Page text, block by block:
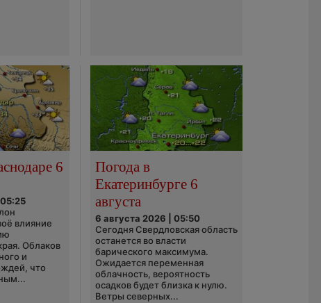
6
влияние
Облаков
и
что
Погода в
Екатеринбурге 6
августа
6 августа 2026 | 05:50
Сегодня Свердловская область
останется во власти
барического максимума.
Ожидается переменная
облачность, вероятность
осадков будет близка к нулю.
Ветры северных...